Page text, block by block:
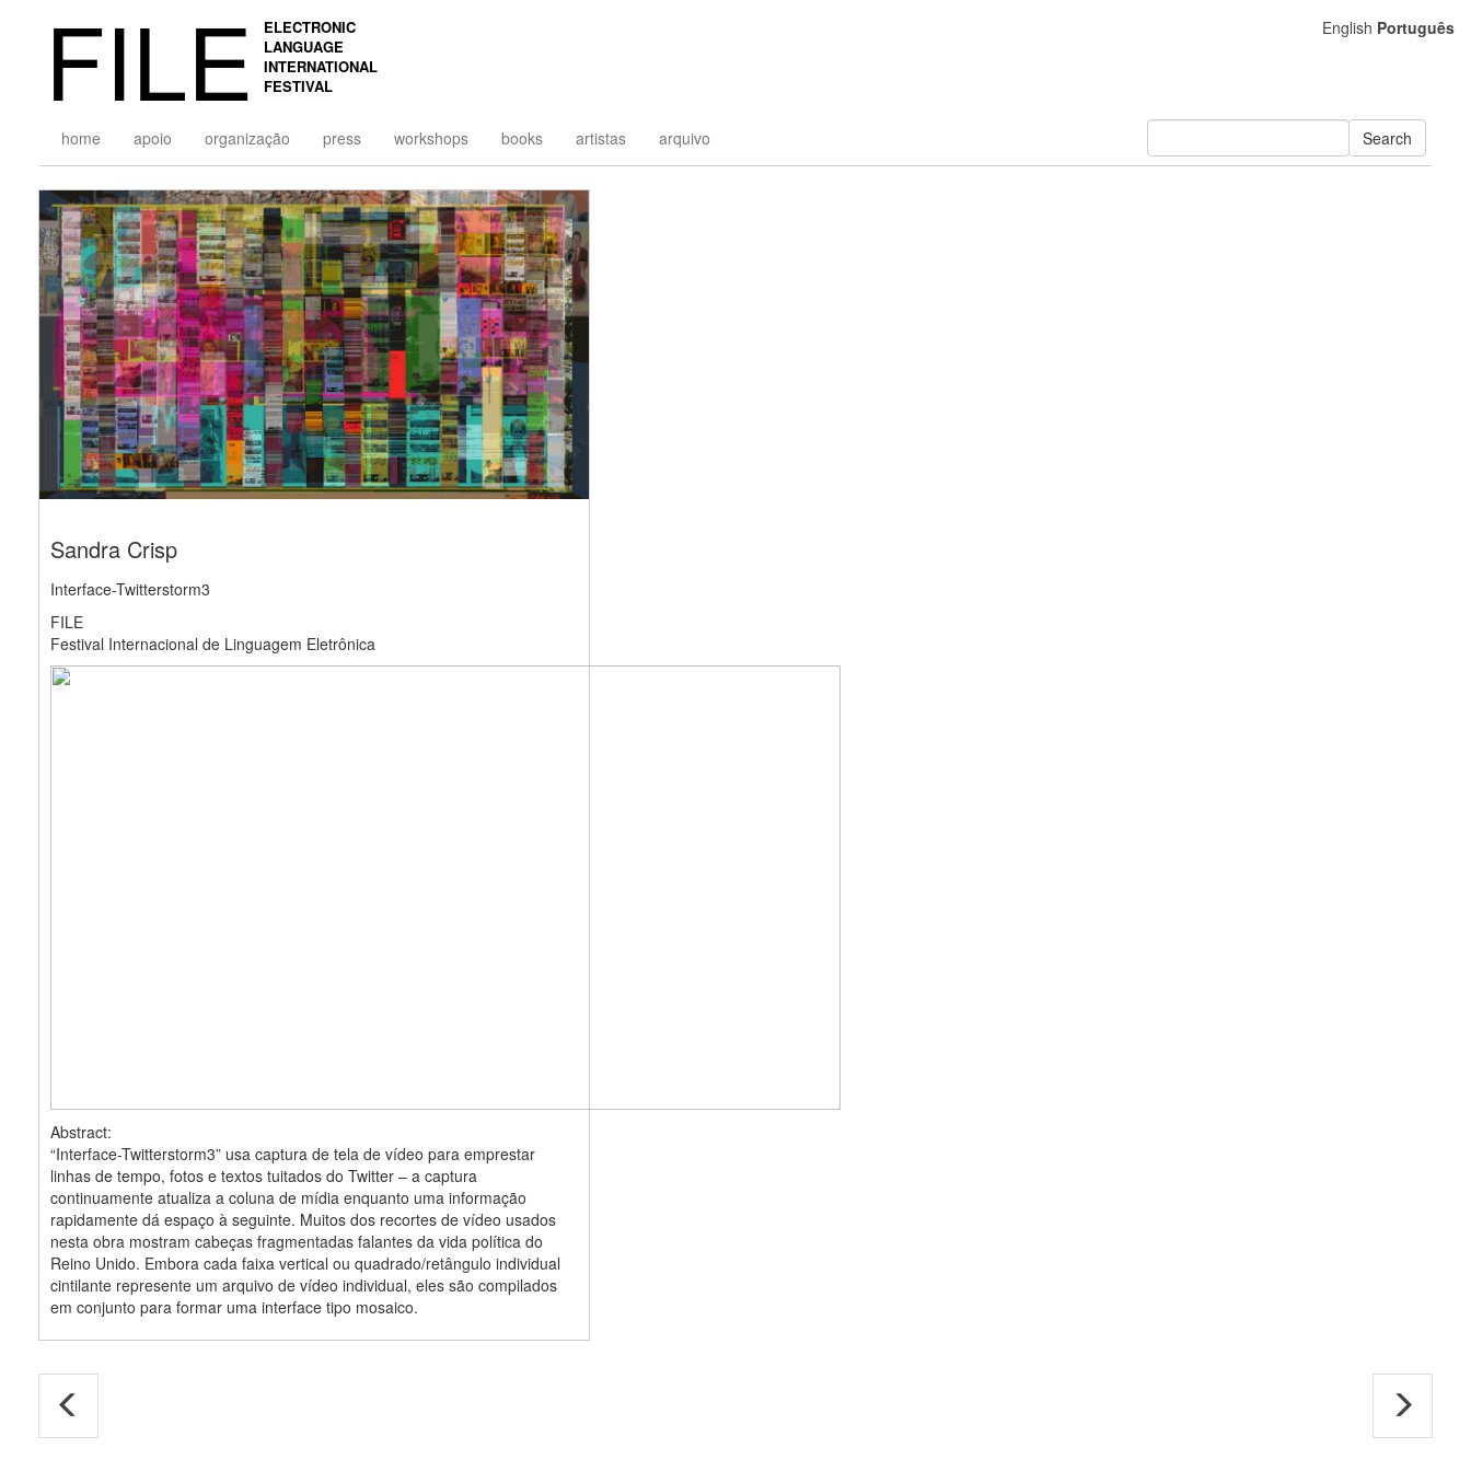
FILE
ELECTRONIC
LANGUAGE
INTERNATIONAL
FESTIVAL
home apoio organização press workshops books artistas arquivo Search
Sandra Crisp
Interface-Twitterstorm3
FILE
Festival Internacional de Linguagem Eletrônica
Abstract:
“Interface-Twitterstorm3” usa captura de tela de vídeo para emprestar
linhas de tempo, fotos e textos tuitados do Twitter – a captura
continuamente atualiza a coluna de mídia enquanto uma informação
rapidamente dá espaço à seguinte. Muitos dos recortes de vídeo usados
nesta obra mostram cabeças fragmentadas falantes da vida política do
Reino Unido. Embora cada faixa vertical ou quadrado/retângulo individual
cintilante represente um arquivo de vídeo individual, eles são compilados
em conjunto para formar uma interface tipo mosaico.
English Português